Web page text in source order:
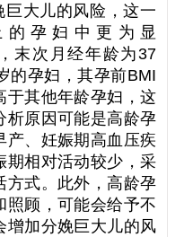
大儿的风险，这一
孕妇中更为显
末次月经年龄为37
的孕妇，其孕前BMI
于其他年龄孕妇，这
析原因可能是高龄孕
产、妊娠期高血压疾
期相对活动较少，采
方式。此外，高龄孕
照顾，可能会给予不
增加分娩巨大儿的风